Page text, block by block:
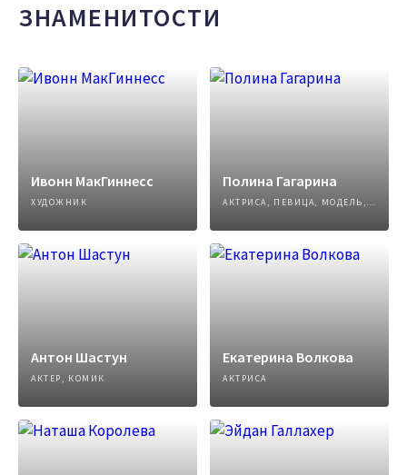
ЗНАМЕНИТОСТИ
Ивонн МакГиннесс
ХУДОЖНИК
Полина Гагарина
АКТРИСА, ПЕВИЦА, МОДЕЛЬ, АВТОР ПЕСЕН
Антон Шастун
АКТЕР, КОМИК
Екатерина Волкова
АКТРИСА